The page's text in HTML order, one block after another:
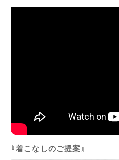
着こなしのご提案